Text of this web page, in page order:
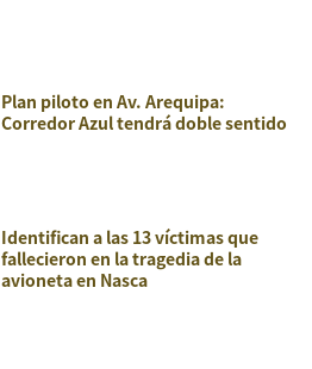
Plan piloto en Av. Arequipa:
Corredor Azul tendrá doble sentido
Identifican a las 13 víctimas que
fallecieron en la tragedia de la
avioneta en Nasca